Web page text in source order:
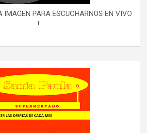
IMAGEN PARA ESCUCHARNOS EN VIVO
!